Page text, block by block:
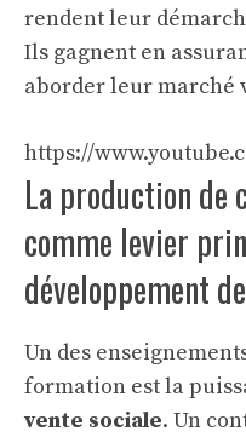
rendent leur
Ils gagnent en
aborder leur marché
https://
La production de
comme levier
développement
Un des
formation est la
vente sociale. Un